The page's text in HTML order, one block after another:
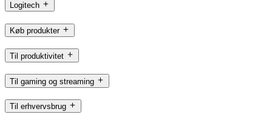
Logitech
Køb produkter
Til produktivitet
Til gaming og streaming
Til erhvervsbrug